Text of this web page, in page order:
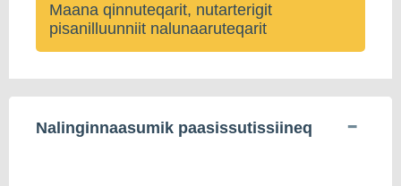
Maana qinnuteqarit, nutarterigit
pisanilluunniit nalunaaruteqarit
Nalinginnaasumik paasissutissiineq